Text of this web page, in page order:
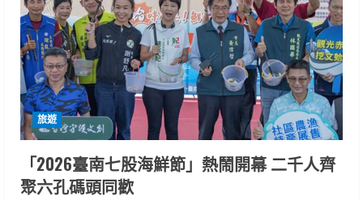
旅遊
「2026臺南七股海鮮節」熱鬧開幕 二千人齊
聚六孔碼頭同歡